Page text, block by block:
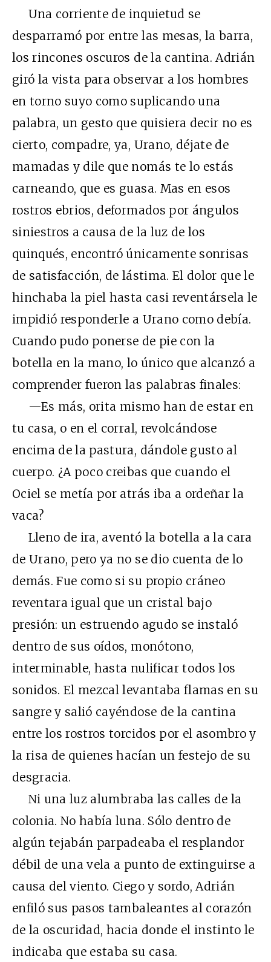
Una corriente de inquietud se
desparramó por entre las mesas, la barra,
los rincones oscuros de la cantina. Adrián
giró la vista para observar a los hombres
en torno suyo como suplicando una
palabra, un gesto que quisiera decir no es
cierto, compadre, ya, Urano, déjate de
mamadas y dile que nomás te lo estás
carneando, que es guasa. Mas en esos
rostros ebrios, deformados por ángulos
siniestros a causa de la luz de los
quinqués, encontró únicamente sonrisas
de satisfacción, de lástima. El dolor que le
hinchaba la piel hasta casi reventársela le
impidió responderle a Urano como debía.
Cuando pudo ponerse de pie con la
botella en la mano, lo único que alcanzó a
comprender fueron las palabras finales:
—Es más, orita mismo han de estar en
tu casa, o en el corral, revolcándose
encima de la pastura, dándole gusto al
cuerpo. ¿A poco creibas que cuando el
Ociel se metía por atrás iba a ordeñar la
vaca?
Lleno de ira, aventó la botella a la cara
de Urano, pero ya no se dio cuenta de lo
demás. Fue como si su propio cráneo
reventara igual que un cristal bajo
presión: un estruendo agudo se instaló
dentro de sus oídos, monótono,
interminable, hasta nulificar todos los
sonidos. El mezcal levantaba flamas en su
sangre y salió cayéndose de la cantina
entre los rostros torcidos por el asombro y
la risa de quienes hacían un festejo de su
desgracia.
Ni una luz alumbraba las calles de la
colonia. No había luna. Sólo dentro de
algún tejabán parpadeaba el resplandor
débil de una vela a punto de extinguirse a
causa del viento. Ciego y sordo, Adrián
enfiló sus pasos tambaleantes al corazón
de la oscuridad, hacia donde el instinto le
indicaba que estaba su casa.